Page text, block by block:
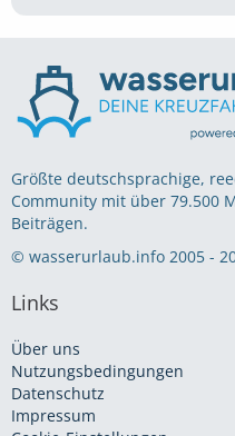
Größte deutschsprachige,
Community mit über 79.500
Beiträgen.
© wasserurlaub.info 2005 -
Links
Über uns
Nutzungsbedingungen
Datenschutz
Impressum